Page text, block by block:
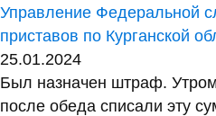
Управление Федеральной
приставов по Курганской
25.01.2024
Был назначен штраф.
после обеда списали эту